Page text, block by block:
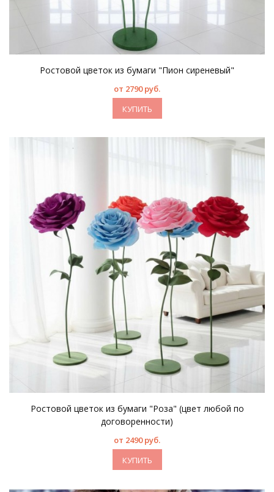
Ростовой цветок из бумаги "Пион сиреневый"
от 2790 руб.
КУПИТЬ
Ростовой цветок из бумаги "Роза" (цвет любой по
договоренности)
от 2490 руб.
КУПИТЬ